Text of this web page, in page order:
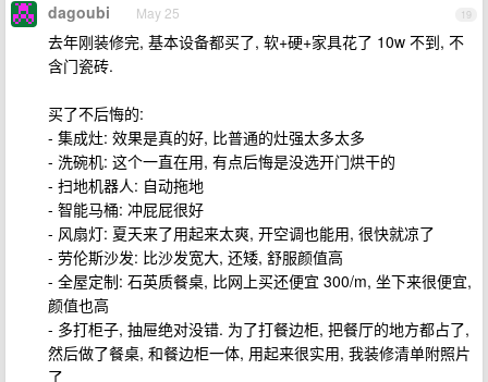
19
dagoubi May 25
去年刚装修完, 基本设备都买了, 软+硬+家具花了 10w 不到, 不
含门瓷砖.
买了不后悔的:
- 集成灶: 效果是真的好, 比普通的灶强太多太多
- 洗碗机: 这个一直在用, 有点后悔是没选开门烘干的
- 扫地机器人: 自动拖地
- 智能马桶: 冲屁屁很好
- 风扇灯: 夏天来了用起来太爽, 开空调也能用, 很快就凉了
- 劳伦斯沙发: 比沙发宽大, 还矮, 舒服颜值高
- 全屋定制: 石英质餐桌, 比网上买还便宜 300/m, 坐下来很便宜,
颜值也高
- 多打柜子, 抽屉绝对没错. 为了打餐边柜, 把餐厅的地方都占了,
然后做了餐桌, 和餐边柜一体, 用起来很实用, 我装修清单附照片
了